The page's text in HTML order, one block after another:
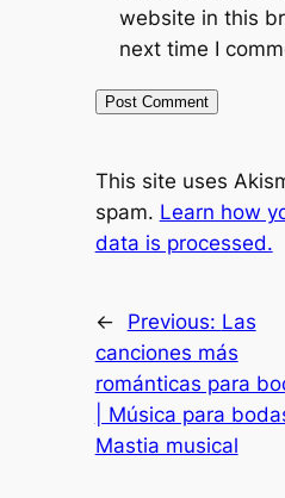
website in this
next time I
This site uses
spam. Learn how
data is processed.
← Previous: Las
canciones más
románticas para
| Música para
Mastia musical